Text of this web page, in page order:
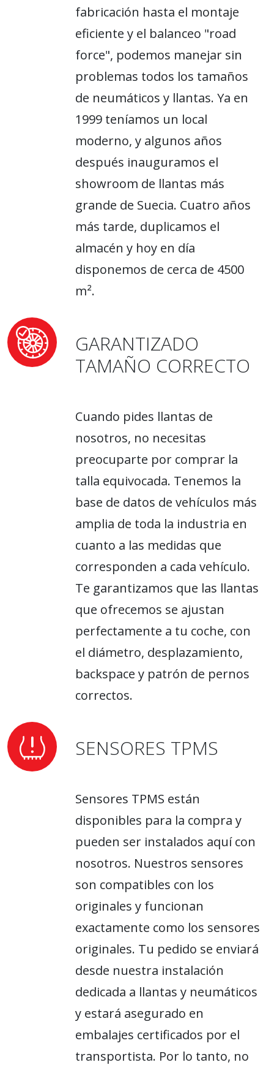
fabricación hasta el montaje
eficiente y el balanceo "road
force", podemos manejar sin
problemas todos los tamaños
de neumáticos y llantas. Ya en
1999 teníamos un local
moderno, y algunos años
después inauguramos el
showroom de llantas más
grande de Suecia. Cuatro años
más tarde, duplicamos el
almacén y hoy en día
disponemos de cerca de 4500
m².
GARANTIZADO
TAMAÑO CORRECTO
Cuando pides llantas de
nosotros, no necesitas
preocuparte por comprar la
talla equivocada. Tenemos la
base de datos de vehículos más
amplia de toda la industria en
cuanto a las medidas que
corresponden a cada vehículo.
Te garantizamos que las llantas
que ofrecemos se ajustan
perfectamente a tu coche, con
el diámetro, desplazamiento,
backspace y patrón de pernos
correctos.
SENSORES TPMS
Sensores TPMS están
disponibles para la compra y
pueden ser instalados aquí con
nosotros. Nuestros sensores
son compatibles con los
originales y funcionan
exactamente como los sensores
originales. Tu pedido se enviará
desde nuestra instalación
dedicada a llantas y neumáticos
y estará asegurado en
embalajes certificados por el
transportista. Por lo tanto, no